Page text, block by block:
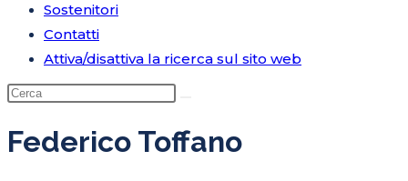
Sostenitori
Contatti
Attiva/disattiva la ricerca sul sito web
Federico Toffano